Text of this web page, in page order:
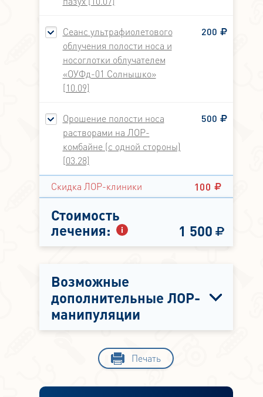
Сеанс ультрафиолетового
облучения полости носа и
носоглотки облучателем
«ОУФд-01 Солнышко»
[10.09]
200
Орошение полости носа
растворами на ЛОР-
комбайне (с одной стороны)
[03.28]
500
Скидка ЛОР-клиники 100
Стоимость
лечения:
1 500
Возможные
дополнительные ЛОР-
манипуляции
Печать